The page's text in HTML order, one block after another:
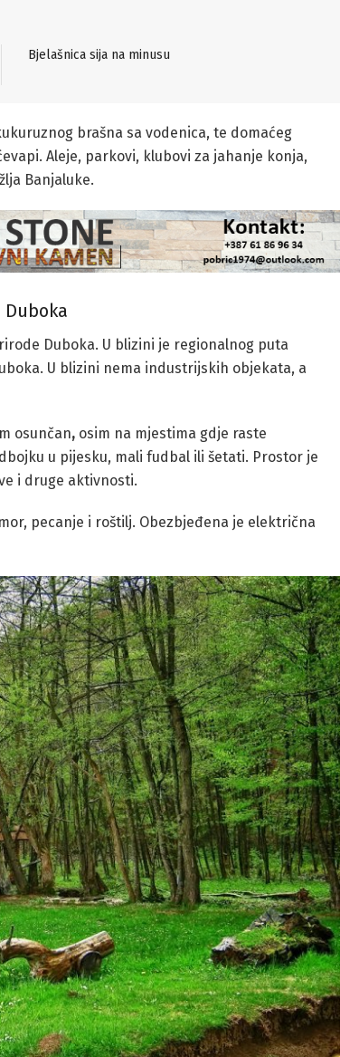
Bjelašnica sija na minusu
brašna sa vodenica, te domaćeg
Aleje, parkovi, klubovi za jahanje konja,
Banjaluke.
Duboka. U blizini je regionalnog puta
U blizini nema industrijskih objekata, a
osunčan, osim na mjestima gdje raste
u pijesku, mali fudbal ili šetati. Prostor je
i druge aktivnosti.
pecanje i roštilj. Obezbjeđena je električna